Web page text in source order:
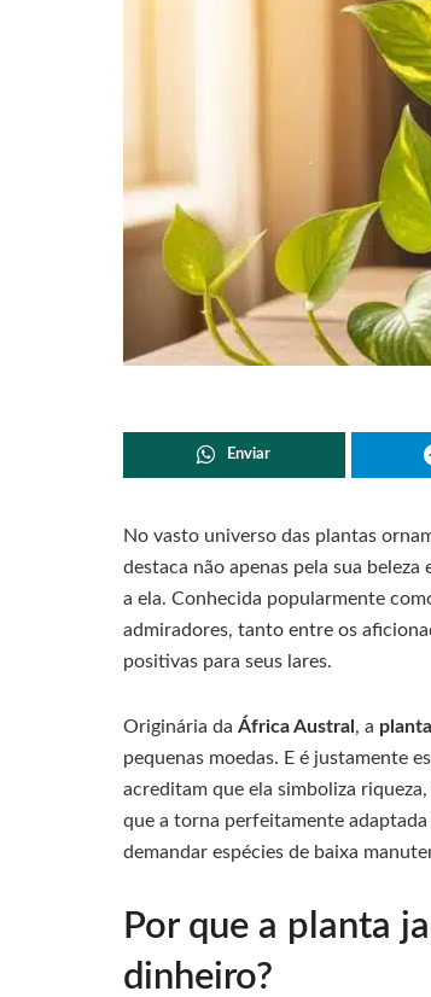
Enviar
No vasto universo das plantas
destaca não apenas pela sua
a ela. Conhecida popularmente
admiradores, tanto entre os
positivas para seus lares.
Originária da África Austral , a
pequenas moedas. E é justamente
acreditam que ela simboliza
que a torna perfeitamente
demandar espécies de baixa
Por que a planta
dinheiro?